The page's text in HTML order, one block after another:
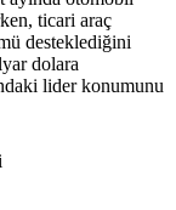
ticari araç
desteklediğini
dolara
lider konumunu